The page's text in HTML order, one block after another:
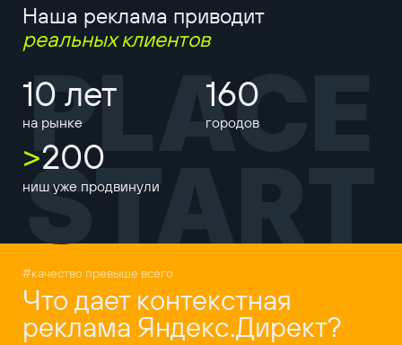
Наша реклама приводит
реальных клиентов
10 лет
на рынке
160
городов
>200
ниш уже продвинули
PLACE
START
#качество превыше всего
Что дает контекстная
реклама Яндекс.Директ?